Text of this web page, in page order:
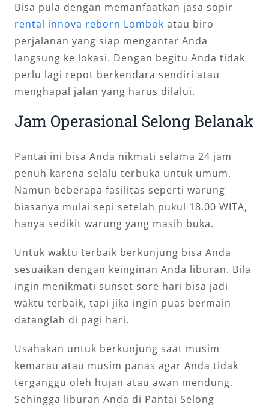
Bisa pula dengan memanfaatkan jasa sopir
rental innova reborn Lombok atau biro
perjalanan yang siap mengantar Anda
langsung ke lokasi. Dengan begitu Anda tidak
perlu lagi repot berkendara sendiri atau
menghapal jalan yang harus dilalui.
Jam Operasional Selong Belanak
Pantai ini bisa Anda nikmati selama 24 jam
penuh karena selalu terbuka untuk umum.
Namun beberapa fasilitas seperti warung
biasanya mulai sepi setelah pukul 18.00 WITA,
hanya sedikit warung yang masih buka.
Untuk waktu terbaik berkunjung bisa Anda
sesuaikan dengan keinginan Anda liburan. Bila
ingin menikmati sunset sore hari bisa jadi
waktu terbaik, tapi jika ingin puas bermain
datanglah di pagi hari.
Usahakan untuk berkunjung saat musim
kemarau atau musim panas agar Anda tidak
terganggu oleh hujan atau awan mendung.
Sehingga liburan Anda di Pantai Selong